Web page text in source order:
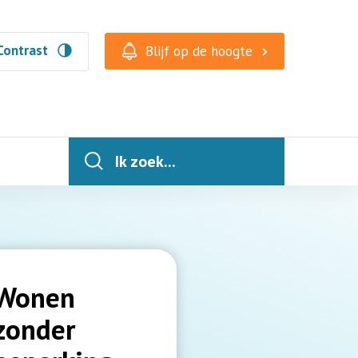
Blijf op de hoogte
Ik zoek...